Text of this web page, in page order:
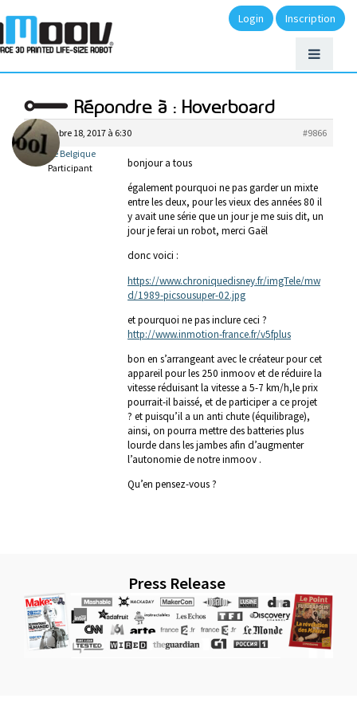
Login Inscription
Répondre à : Hoverboard
novembre 18, 2017 à 6:30
#9866
Hervé Belgique
Participant
bonjour a tous
également pourquoi ne pas garder un mixte
entre les deux, pour les vieux des années 80 il
y avait une série que un jour je me suis dit, un
jour je ferai un robot, merci Gaël
donc voici :
https://www.chroniquedisney.fr/imgTele/mw
d/1989-picsousuper-02.jpg
et pourquoi ne pas inclure ceci ?
http://www.inmotion-france.fr/v5fplus
bon en s’arrangeant avec le créateur pour cet
appareil pour les 250 inmoov et de réduire la
vitesse réduisant la vitesse a 5-7 km/h,le prix
pourrait-il baissé, et de participer a ce projet
? et puisqu’il a un anti chute (équilibrage),
ainsi, on pourra mettre des batteries plus
lourde dans les jambes afin d’augmenter
l’autonomie de notre inmoov .
Qu’en pensez-vous ?
Press Release